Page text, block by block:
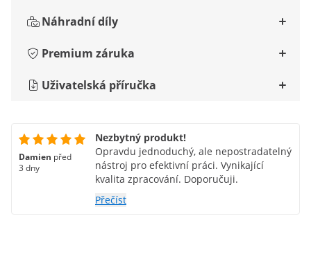
Náhradní díly
Premium záruka
Uživatelská příručka
Damien před
3 dny
Nezbytný produkt!
Opravdu jednoduchý, ale nepostradatelný
nástroj pro efektivní práci. Vynikající
kvalita zpracování. Doporučuji.
Přečíst